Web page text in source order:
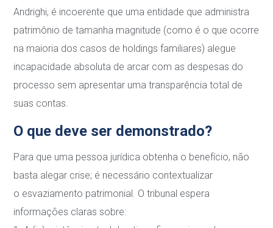
Andrighi, é incoerente que uma entidade que administra
patrimônio de tamanha magnitude (como é o que ocorre
na maioria dos casos de holdings familiares) alegue
incapacidade absoluta de arcar com as despesas do
processo sem apresentar uma transparência total de
suas contas.
O que deve ser demonstrado?
Para que uma pessoa jurídica obtenha o benefício, não
basta alegar crise; é necessário contextualizar
o esvaziamento patrimonial . O tribunal espera
informações claras sobre: